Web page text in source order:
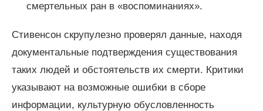
смертельных ран в «воспоминаниях».
Стивенсон скрупулезно проверял данные, находя
документальные подтверждения существования
таких людей и обстоятельств их смерти. Критики
указывают на возможные ошибки в сборе
информации, культурную обусловленность